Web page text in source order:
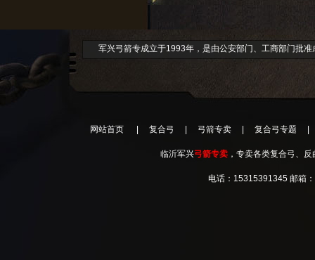
军兴弓箭专成立于1993年，是由公安部门、工商部门批
网站首页 复合弓 弓箭专卖 复合弓专题
临沂军兴弓箭专卖 ，专卖各类复合弓、
电话：15315391345 邮箱